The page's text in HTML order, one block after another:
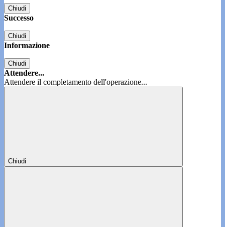
Chiudi
Successo
Chiudi
Informazione
Chiudi
Attendere...
Attendere il completamento dell'operazione...
Chiudi